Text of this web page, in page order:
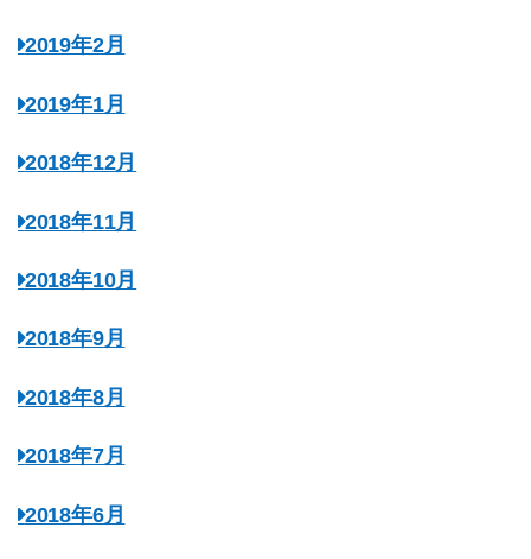
2019年2月
2019年1月
2018年12月
2018年11月
2018年10月
2018年9月
2018年8月
2018年7月
2018年6月